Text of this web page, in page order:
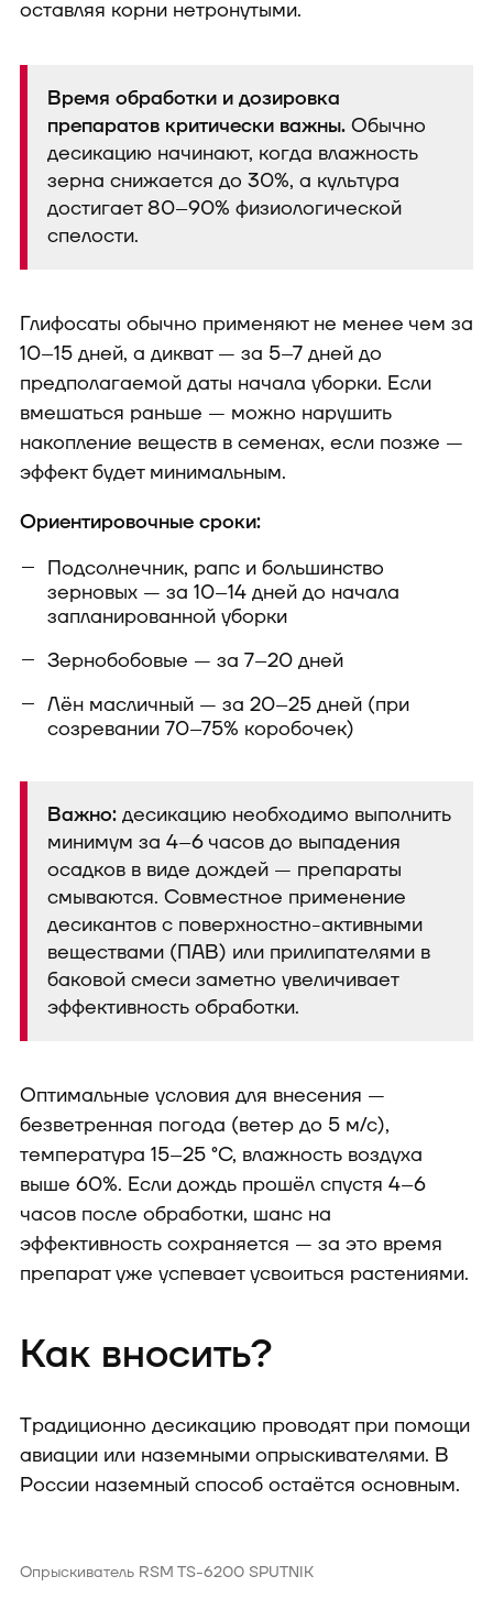
оставляя корни нетронутыми.
Время обработки и дозировка
препаратов критически важны.Обычно
десикацию начинают, когда влажность
зерна снижается до 30%, а культура
достигает 80–90% физиологической
спелости.
Глифосаты обычно применяют не менее чем за
10–15 дней, а дикват — за 5–7 дней до
предполагаемой даты начала уборки. Если
вмешаться раньше — можно нарушить
накопление веществ в семенах, если позже —
эффект будет минимальным.
Ориентировочные сроки:
Подсолнечник, рапс и большинство
зерновых — за 10–14 дней до начала
запланированной уборки
Зернобобовые — за 7–20 дней
Лён масличный — за 20–25 дней (при
созревании 70–75% коробочек)
Важно:десикацию необходимо выполнить
минимум за 4–6 часов до выпадения
осадков в виде дождей — препараты
смываются. Совместное применение
десикантов с поверхностно-активными
веществами (ПАВ) или прилипателями в
баковой смеси заметно увеличивает
эффективность обработки.
Оптимальные условия для внесения —
безветренная погода (ветер до 5 м/с),
температура 15–25 °C, влажность воздуха
выше 60%. Если дождь прошёл спустя 4–6
часов после обработки, шанс на
эффективность сохраняется — за это время
препарат уже успевает усвоиться растениями.
Как вносить?
Традиционно десикацию проводят при помощи
авиации или наземными опрыскивателями. В
России наземный способ остаётся основным.
Опрыскиватель RSM TS-6200 SPUTNIK